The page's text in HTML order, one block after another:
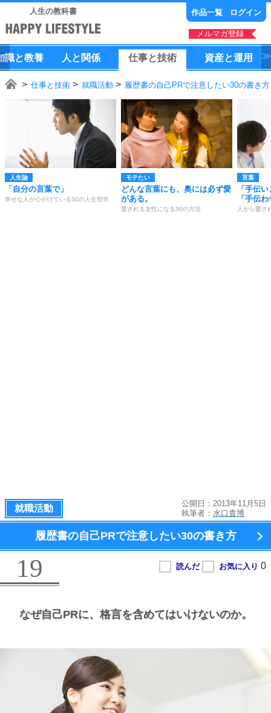
人生の教科書 作品一覧 ログイン
メルマガ登録
識と教養 人 と 関係 仕事と技術 資産と運用
仕事と技術 就職活動 履歴書の自己PRで注意したい30の書き方
人生論
「自分の言葉で」
幸せな人が心がけている30の人生哲学
モテたい
どんな言葉にも、奥には必ず愛
がある。
愛される女性になる30の方法
言葉
「手伝
「手伝
人から愛さ
就職活動
公開日：2013年11月5日
執筆者： 水口貴博
履歴書の自己PRで注意したい30の書き方
19
なぜ自己PRに、 格言を含めてはいけないのか。